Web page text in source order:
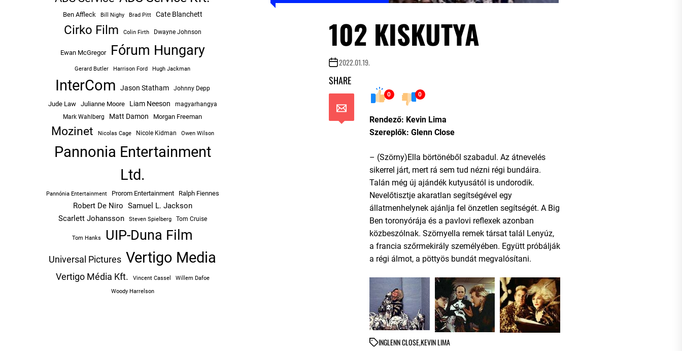
102 KISKUTYA
2022.01.19.
SHARE
0 0
Rendező: Kevin Lima
Szereplők: Glenn Close
– (Szörny)Ella börtönéből szabadul. Az átnevelés
sikerrel járt, mert rá sem tud nézni régi bundáira.
Talán még új ajándék kutyusától is undorodik.
Nevelőtisztje akaratlan segítségével egy
állatmenhelynek ajánlja fel önzetlen segítségét. A Big
Ben toronyórája és a pavlovi reflexek azonban
közbeszólnak. Szörnyella remek társat talál Lenyúz,
a francia szőrmekirály személyében. Együtt próbálják
a régi álmot, a pöttyös bundát megvalósítani.
INGLENN CLOSE,KEVIN LIMA
Ben Affleck Bill Nighy Brad Pitt Cate Blanchett
Cirko Film Colin Firth Dwayne Johnson
Ewan McGregor Fórum Hungary
Gerard Butler Harrison Ford Hugh Jackman
InterCom Jason Statham Johnny Depp
Jude Law Julianne Moore Liam Neeson
magyarhangya
Mark Wahlberg
Matt Damon Morgan Freeman
Mozinet Nicolas Cage Nicole Kidman Owen Wilson
Pannonia Entertainment
Ltd.
Pannónia Entertainment Prorom Entertainment Ralph Fiennes
Robert De Niro Samuel L. Jackson
Scarlett Johansson
Steven Spielberg Tom Cruise
Tom Hanks UIP-Duna Film
Universal Pictures Vertigo Media
Vertigo Média Kft. Vincent Cassel
Willem Dafoe
Woody Harrelson